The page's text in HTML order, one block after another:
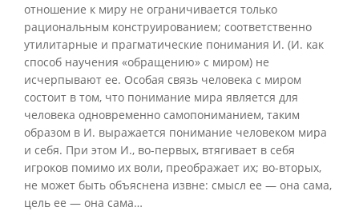
отношение к миру не ограничивается только
рациональным конструированием; соответственно
утилитарные и прагматические понимания И. (И. как
способ научения «обращению» с миром) не
исчерпывают ее. Особая связь человека с миром
состоит в том, что понимание мира является для
человека одновременно самопониманием, таким
образом в И. выражается понимание человеком мира
и себя. При этом И., во-первых, втягивает в себя
игроков помимо их воли, преображает их; во-вторых,
не может быть объяснена извне: смысл ее — она сама,
цель ее — она сама…